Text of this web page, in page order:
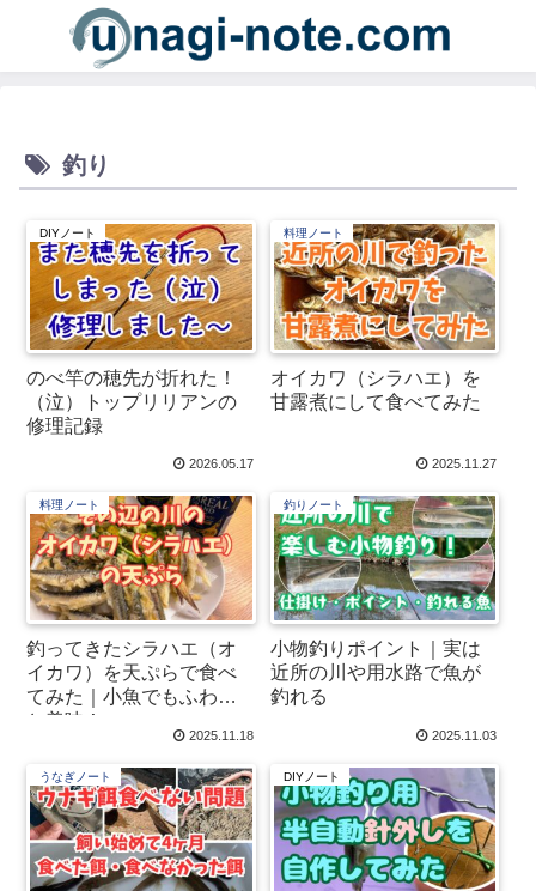
釣り
DIYノート
のべ竿の穂先が折れた！
（泣）トップリリアンの
修理記録
2026.05.17
料理ノート
オイカワ（シラハエ）を
甘露煮にして食べてみた
2025.11.27
料理ノート
釣ってきたシラハエ（オ
イカワ）を天ぷらで食べ
てみた｜小魚でもふわっ
と美味！
2025.11.18
釣りノート
小物釣りポイント｜実は
近所の川や用水路で魚が
釣れる
2025.11.03
うなぎノート DIYノート